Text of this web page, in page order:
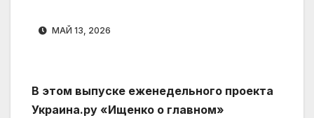
МАЙ 13, 2026
В этом выпуске еженедельного проекта
Украина.ру «Ищенко о главном»